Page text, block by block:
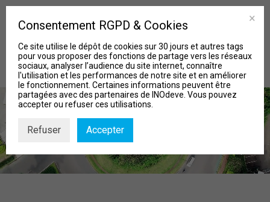
MISSIONS
Qui sommes-nous?
Consentement RGPD & Cookies
Ce site utilise le dépôt de cookies sur 30 jours et autres tags
pour vous proposer des fonctions de partage vers les réseaux
sociaux, analyser l’audience du site internet, connaître
l'utilisation et les performances de notre site et en améliorer
le fonctionnement. Certaines informations peuvent être
partagées avec des partenaires de INOdeve. Vous pouvez
accepter ou refuser ces utilisations.
Refuser Accepter